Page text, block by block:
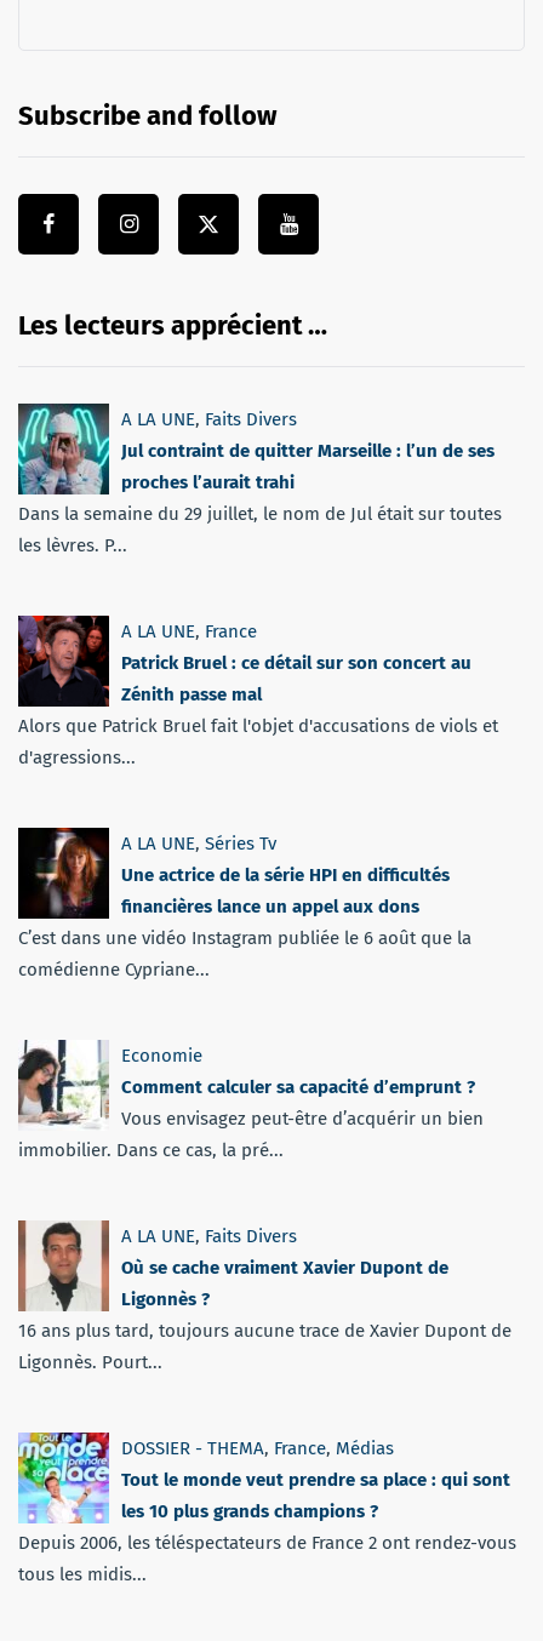
Subscribe and follow
Les lecteurs apprécient …
A LA UNE, Faits Divers
Jul contraint de quitter Marseille : l’un de ses
proches l’aurait trahi
Dans la semaine du 29 juillet, le nom de Jul était sur toutes
les lèvres. P...
A LA UNE, France
Patrick Bruel : ce détail sur son concert au
Zénith passe mal
Alors que Patrick Bruel fait l'objet d'accusations de viols et
d'agressions...
A LA UNE, Séries Tv
Une actrice de la série HPI en difficultés
financières lance un appel aux dons
C’est dans une vidéo Instagram publiée le 6 août que la
comédienne Cypriane...
Economie
Comment calculer sa capacité d’emprunt ?
Vous envisagez peut-être d’acquérir un bien
immobilier. Dans ce cas, la pré...
A LA UNE, Faits Divers
Où se cache vraiment Xavier Dupont de
Ligonnès ?
16 ans plus tard, toujours aucune trace de Xavier Dupont de
Ligonnès. Pourt...
DOSSIER - THEMA, France, Médias
Tout le monde veut prendre sa place : qui sont
les 10 plus grands champions ?
Depuis 2006, les téléspectateurs de France 2 ont rendez-vous
tous les midis...